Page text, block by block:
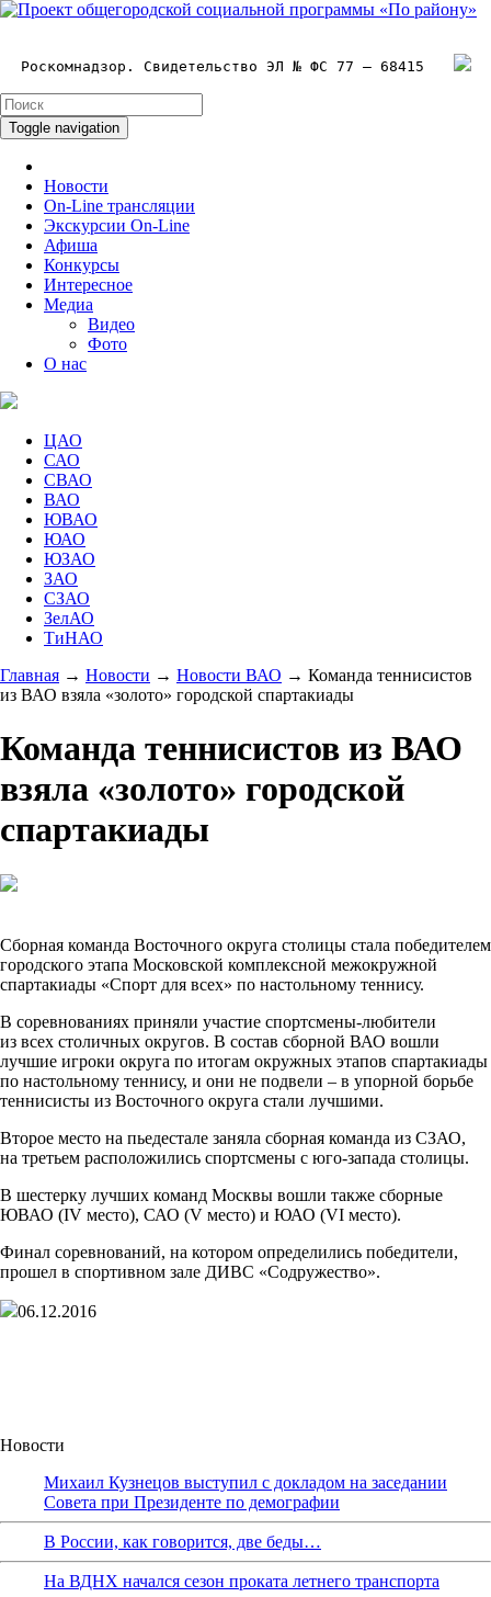
Роскомнадзор. Свидетельство ЭЛ № ФС 77 – 68415
Toggle navigation
Новости
On-Line трансляции
Экскурсии On-Line
Афиша
Конкурсы
Интересное
Медиа
Видео
Фото
О нас
ЦАО
САО
СВАО
ВАО
ЮВАО
ЮАО
ЮЗАО
ЗАО
СЗАО
ЗелАО
ТиНАО
Главная → Новости → Новости ВАО → Команда теннисистов
из ВАО взяла «золото» городской спартакиады
Команда теннисистов из ВАО
взяла «золото» городской
спартакиады
Сборная команда Восточного округа столицы стала победителем
городского этапа Московской комплексной межокружной
спартакиады «Спорт для всех» по настольному теннису.
В соревнованиях приняли участие спортсмены-любители
из всех столичных округов. В состав сборной ВАО вошли
лучшие игроки округа по итогам окружных этапов спартакиады
по настольному теннису, и они не подвели – в упорной борьбе
теннисисты из Восточного округа стали лучшими.
Второе место на пьедестале заняла сборная команда из СЗАО,
на третьем расположились спортсмены с юго-запада столицы.
В шестерку лучших команд Москвы вошли также сборные
ЮВАО (IV место), САО (V место) и ЮАО (VI место).
Финал соревнований, на котором определились победители,
прошел в спортивном зале ДИВС «Содружество».
06.12.2016
Новости
Михаил Кузнецов выступил с докладом на заседании
Совета при Президенте по демографии
В России, как говорится, две беды…
На ВДНХ начался сезон проката летнего транспорта